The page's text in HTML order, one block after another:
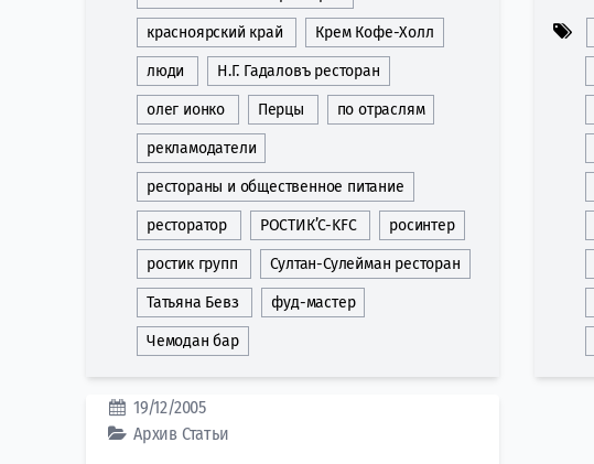
красноярский край Крем Кофе-Холл
люди Н.Г. Гадаловъ ресторан
олег ионко Перцы по отраслям
рекламодатели
рестораны и общественное питание
ресторатор РОCТИК’C-KFC росинтер
ростик групп Султан-Сулейман ресторан
Татьяна Бевз фуд-мастер
Чемодан бар
19/12/2005
Архив Статьи